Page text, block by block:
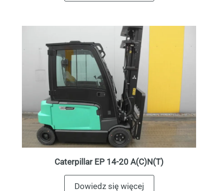
Caterpillar EP 14-20 A(C)N(T)
Dowiedz się więcej